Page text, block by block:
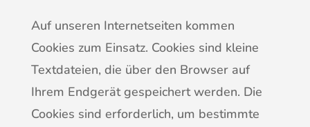
Auf unseren Internetseiten kommen
Cookies zum Einsatz. Cookies sind kleine
Textdateien, die über den Browser auf
Ihrem Endgerät gespeichert werden. Die
Cookies sind erforderlich, um bestimmte